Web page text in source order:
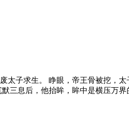
太子求生。 睁眼，帝王骨被挖，
三息后，他抬眸，眸中是横压万